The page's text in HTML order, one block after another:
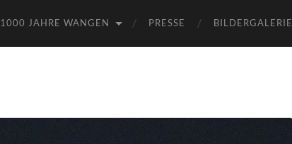
1000 JAHRE WANGEN PRESSE BILDERGALERIE